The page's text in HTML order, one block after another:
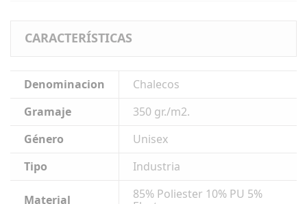
CARACTERÍSTICAS
Denominacion
Chalecos
Gramaje
350 gr./m2.
Género
Unisex
Tipo
Industria
Material
85% Poliester 10% PU 5%